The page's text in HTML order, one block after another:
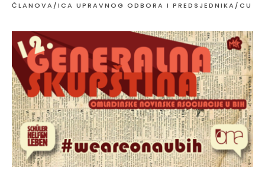
ČLANOVA/ICA UPRAVNOG ODBORA I PREDSJEDNIKA/CU